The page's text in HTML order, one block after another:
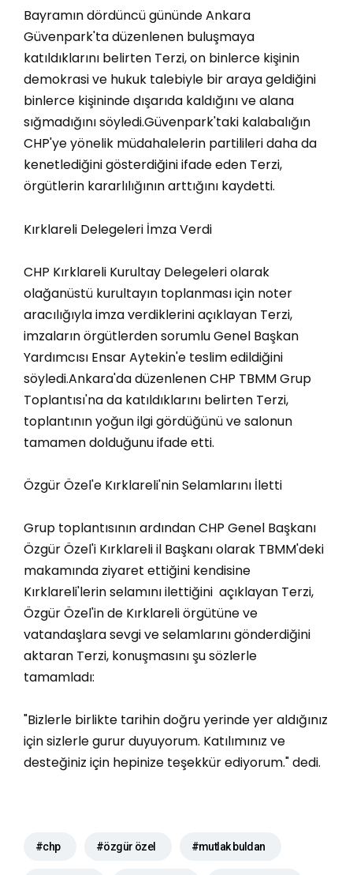
Bayramın dördüncü gününde Ankara
Güvenpark'ta düzenlenen buluşmaya
katıldıklarını belirten Terzi, on binlerce kişinin
demokrasi ve hukuk talebiyle bir araya geldiğini
binlerce kişininde dışarıda kaldığını ve alana
sığmadığını söyledi.Güvenpark'taki kalabalığın
CHP'ye yönelik müdahalelerin partilileri daha da
kenetlediğini gösterdiğini ifade eden Terzi,
örgütlerin kararlılığının arttığını kaydetti.
Kırklareli Delegeleri İmza Verdi
CHP Kırklareli Kurultay Delegeleri olarak
olağanüstü kurultayın toplanması için noter
aracılığıyla imza verdiklerini açıklayan Terzi,
imzaların örgütlerden sorumlu Genel Başkan
Yardımcısı Ensar Aytekin'e teslim edildiğini
söyledi.Ankara'da düzenlenen CHP TBMM Grup
Toplantısı'na da katıldıklarını belirten Terzi,
toplantının yoğun ilgi gördüğünü ve salonun
tamamen dolduğunu ifade etti.
Özgür Özel'e Kırklareli'nin Selamlarını İletti
Grup toplantısının ardından CHP Genel Başkanı
Özgür Özel'i Kırklareli il Başkanı olarak TBMM'deki
makamında ziyaret ettiğini kendisine
Kırklareli'lerin selamını ilettiğini açıklayan Terzi,
Özgür Özel'in de Kırklareli örgütüne ve
vatandaşlara sevgi ve selamlarını gönderdiğini
aktaran Terzi, konuşmasını şu sözlerle
tamamladı:
"Bizlerle birlikte tarihin doğru yerinde yer aldığınız
için sizlerle gurur duyuyorum. Katılımınız ve
desteğiniz için hepinize teşekkür ediyorum." dedi.
#chp #özgür özel #mutlak buldan